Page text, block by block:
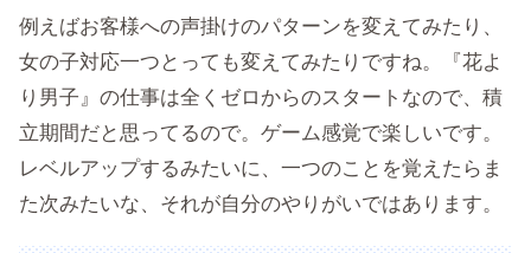
例えばお客様への声掛けのパターンを変えてみたり、
女の子対応一つとっても変えてみたりですね。『花よ
り男子』の仕事は全くゼロからのスタートなので、積
立期間だと思ってるので。ゲーム感覚で楽しいです。
レベルアップするみたいに、一つのことを覚えたらま
た次みたいな、それが自分のやりがいではあります。